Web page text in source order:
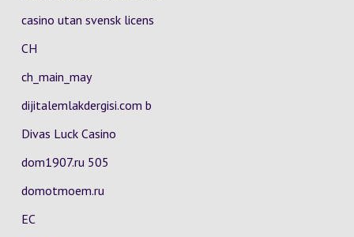
casino utan svensk licens
CH
ch_main_may
dijitalemlakdergisi.com b
Divas Luck Casino
dom1907.ru 505
domotmoem.ru
EC